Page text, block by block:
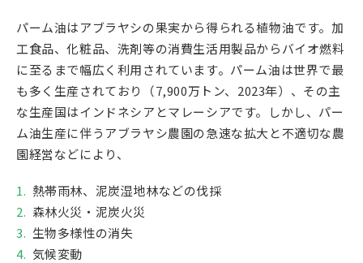
パーム油はアブラヤシの果実から得られる植物油です。加
工食品、化粧品、洗剤等の消費生活用製品からバイオ燃料
に至るまで幅広く利用されています。パーム油は世界で最
も多く生産されており（7,900万トン、2023年）、その主
な生産国はインドネシアとマレーシアです。しかし、パー
ム油生産に伴うアブラヤシ農園の急速な拡大と不適切な農
園経営などにより、
熱帯雨林、泥炭湿地林などの伐採
森林火災・泥炭火災
生物多様性の消失
気候変動